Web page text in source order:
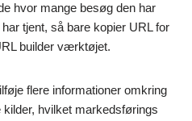
hvor mange besøg den har
tjent, så bare kopier URL for
builder værktøjet.
flere informationer omkring
hvilket markedsførings